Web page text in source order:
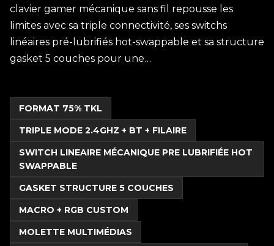
clavier gamer mécanique sans fil repousse les
limites avec sa triple connectivité, ses switchs
linéaires pré-lubrifiés hot-swappable et sa structure
gasket 5 couches pour une…
FORMAT 75% TKL
TRIPLE MODE 2.4GHZ + BT + FILAIRE
SWITCH LINEAIRE MÉCANIQUE PRE LUBRIFIÉE HOT
SWAPPABLE
GASKET STRUCTURE 5 COUCHES
MACRO + RGB CUSTOM
MOLETTE MULTIMÉDIAS